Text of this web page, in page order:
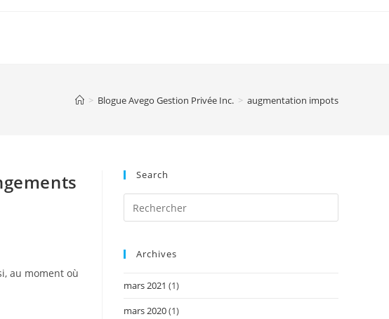
> Blogue Avego Gestion Privée Inc. > augmentation impots
au moment où
Search
Archives
mars 2021 (1)
mars 2020(1)